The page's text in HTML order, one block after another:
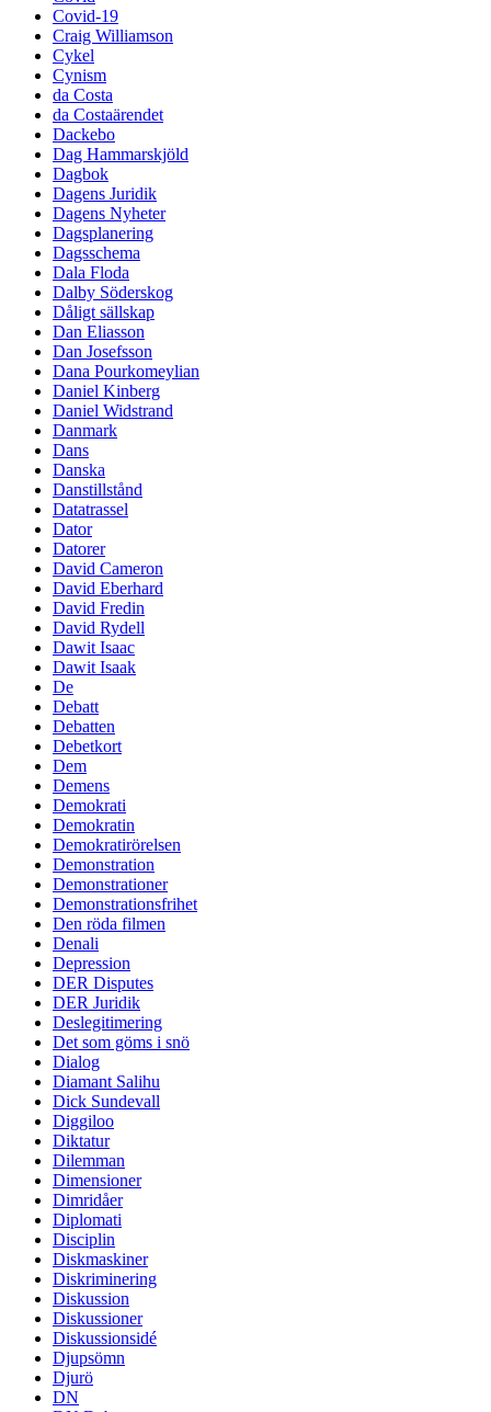
Covid-19
Craig Williamson
Cykel
Cynism
da Costa
da Costaärendet
Dackebo
Dag Hammarskjöld
Dagbok
Dagens Juridik
Dagens Nyheter
Dagsplanering
Dagsschema
Dala Floda
Dalby Söderskog
Dåligt sällskap
Dan Eliasson
Dan Josefsson
Dana Pourkomeylian
Daniel Kinberg
Daniel Widstrand
Danmark
Dans
Danska
Danstillstånd
Datatrassel
Dator
Datorer
David Cameron
David Eberhard
David Fredin
David Rydell
Dawit Isaac
Dawit Isaak
De
Debatt
Debatten
Debetkort
Dem
Demens
Demokrati
Demokratin
Demokratirörelsen
Demonstration
Demonstrationer
Demonstrationsfrihet
Den röda filmen
Denali
Depression
DER Disputes
DER Juridik
Deslegitimering
Det som göms i snö
Dialog
Diamant Salihu
Dick Sundevall
Diggiloo
Diktatur
Dilemman
Dimensioner
Dimridåer
Diplomati
Disciplin
Diskmaskiner
Diskriminering
Diskussion
Diskussioner
Diskussionsidé
Djupsömn
Djurö
DN